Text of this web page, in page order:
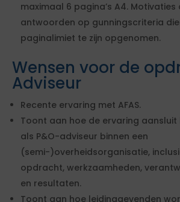
maximaal 6 pagina’s A4. Motivaties
antwoorden op gunningscriteria
paginalimiet te zijn opgenomen.
Wensen voor de
Adviseur
Recente ervaring met AFAS.
Toont aan hoe de ervaring
als P&O-adviseur binnen een
(semi-)overheidsorganisatie,
opdracht, werkzaamheden,
en resultaten.
Toont aan hoe leidinggevenden